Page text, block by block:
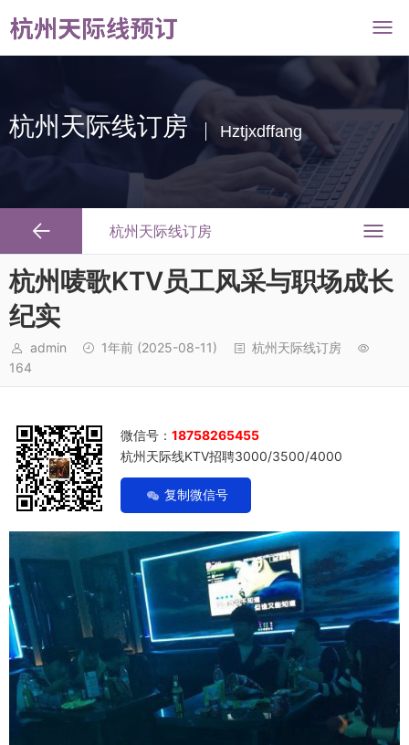
杭州天际线订房 Hztjxdffang
杭州天际线订房
杭州唛歌KTV员工风采与职场成长
纪实
admin 1年前 (2025-08-11)
杭州天际线订房
164
微信号： 18758265455
杭州天际线KTV招聘3000/3500/4000
复制微信号